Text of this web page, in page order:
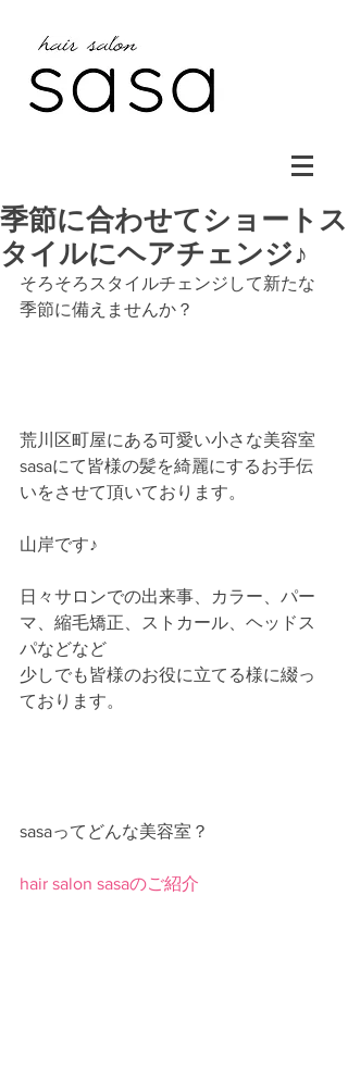
季節に合わせてショートス
タイルにヘアチェンジ♪
そろそろスタイルチェンジして新たな
季節に備えませんか？
荒川区町屋にある可愛い小さな美容室
sasaにて皆様の髪を綺麗にするお手伝
いをさせて頂いております。
山岸です♪
日々サロンでの出来事、カラー、パー
マ、縮毛矯正、ストカール、ヘッドス
パなどなど
少しでも皆様のお役に立てる様に綴っ
ております。
sasaってどんな美容室？
hair salon sasaのご紹介